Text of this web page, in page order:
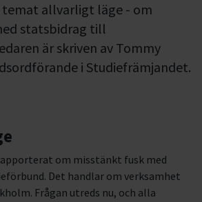
temat allvarligt läge - om
statsbidrag till
är skriven av Tommy
i Studiefrämjandet.
om misstänkt fusk med
Det handlar om verksamhet
Frågan utreds nu, och alla